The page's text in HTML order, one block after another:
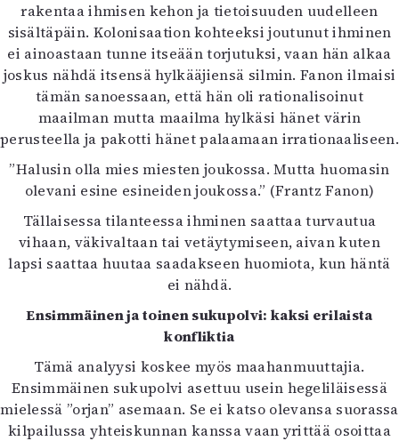
rakentaa ihmisen kehon ja tietoisuuden uudelleen
sisältäpäin. Kolonisaation kohteeksi joutunut ihminen
ei ainoastaan tunne itseään torjutuksi, vaan hän alkaa
joskus nähdä itsensä hylkääjiensä silmin. Fanon ilmaisi
tämän sanoessaan, että hän oli rationalisoinut
maailman mutta maailma hylkäsi hänet värin
perusteella ja pakotti hänet palaamaan irrationaaliseen.
”Halusin olla mies miesten joukossa. Mutta huomasin
olevani esine esineiden joukossa.” (Frantz Fanon)
Tällaisessa tilanteessa ihminen saattaa turvautua
vihaan, väkivaltaan tai vetäytymiseen, aivan kuten
lapsi saattaa huutaa saadakseen huomiota, kun häntä
ei nähdä.
Ensimmäinen ja toinen sukupolvi: kaksi erilaista
konfliktia
Tämä analyysi koskee myös maahanmuuttajia.
Ensimmäinen sukupolvi asettuu usein hegeliläisessä
mielessä ”orjan” asemaan. Se ei katso olevansa suorassa
kilpailussa yhteiskunnan kanssa vaan yrittää osoittaa